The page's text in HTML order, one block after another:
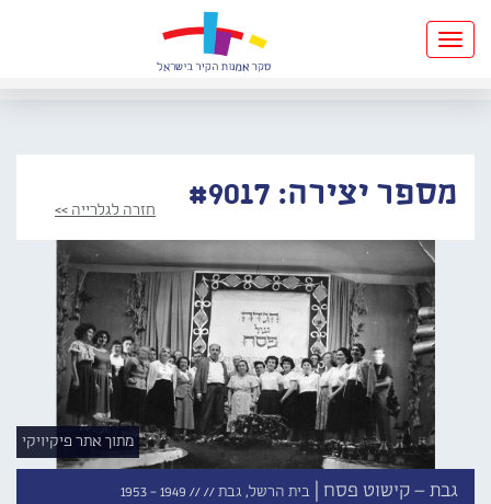
Toggle
navigation
מספר יצירה: #9017 חזרה לגלרייה >>
מתוך אתר פיקיויקי
גבת – קישוט פסח | בית הרשל, גבת ////
1949 - 1953